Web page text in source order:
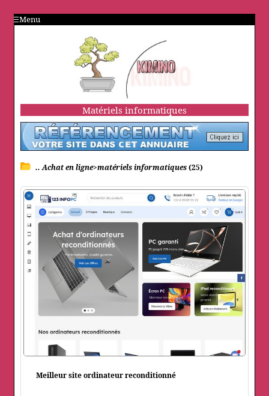
Menu
Matériels informatiques
.. Achat en ligne>matériels informatiques(25)
Meilleur site ordinateur reconditionné